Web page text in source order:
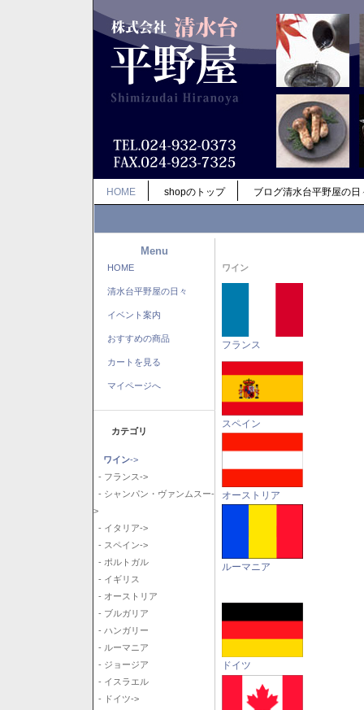
HOME shopのトップ ブログ清水台平野屋の日
Menu
HOME
清水台平野屋の日々
イベント案内
おすすめの商品
カートを見る
マイページへ
カテゴリ
ワイン->
- フランス->
- シャンパン・ヴァンムスー-
>
- イタリア->
- スペイン->
- ポルトガル
- イギリス
- オーストリア
- ブルガリア
- ハンガリー
- ルーマニア
- ジョージア
- イスラエル
- ドイツ->
ワイン
フランス
スペイン
オーストリア
ルーマニア
ドイツ